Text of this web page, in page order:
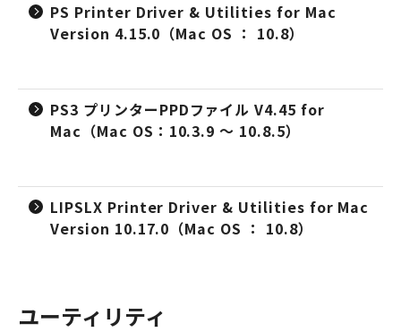
PS Printer Driver & Utilities for Mac
Version 4.15.0（Mac OS ： 10.8）
PS3 プリンターPPDファイル V4.45 for
Mac（Mac OS：10.3.9 ～ 10.8.5）
LIPSLX Printer Driver & Utilities for Mac
Version 10.17.0（Mac OS ： 10.8）
ユーティリティ